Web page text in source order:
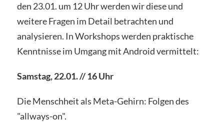
den 23.01. um 12 Uhr werden wir diese und
weitere Fragen im Detail betrachten und
analysieren. In Workshops werden praktische
Kenntnisse im Umgang mit Android vermittelt:
Samstag, 22.01. // 16 Uhr
Die Menschheit als Meta-Gehirn: Folgen des
"allways-on".